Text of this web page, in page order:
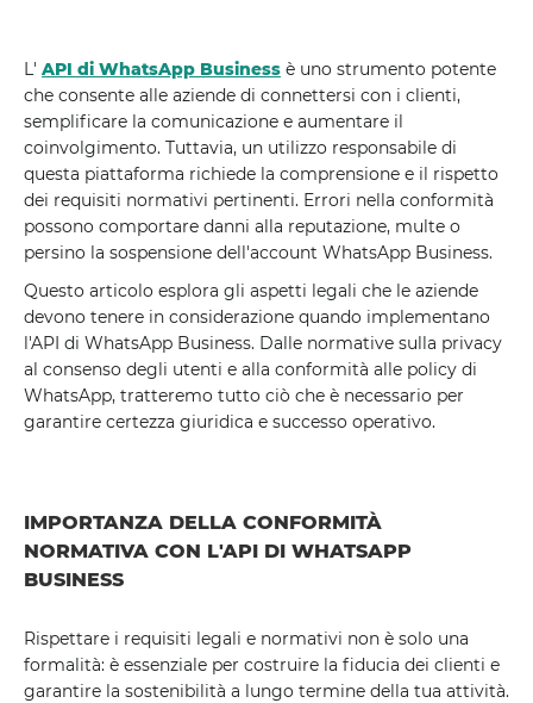
L' API di WhatsApp Business è uno strumento potente
che consente alle aziende di connettersi con i clienti,
semplificare la comunicazione e aumentare il
coinvolgimento. Tuttavia, un utilizzo responsabile di
questa piattaforma richiede la comprensione e il rispetto
dei requisiti normativi pertinenti. Errori nella conformità
possono comportare danni alla reputazione, multe o
persino la sospensione dell'account WhatsApp Business.
Questo articolo esplora gli aspetti legali che le aziende
devono tenere in considerazione quando implementano
l'API di WhatsApp Business. Dalle normative sulla privacy
al consenso degli utenti e alla conformità alle policy di
WhatsApp, tratteremo tutto ciò che è necessario per
garantire certezza giuridica e successo operativo.
IMPORTANZA DELLA CONFORMITÀ
NORMATIVA CON L'API DI WHATSAPP
BUSINESS
Rispettare i requisiti legali e normativi non è solo una
formalità: è essenziale per costruire la fiducia dei clienti e
garantire la sostenibilità a lungo termine della tua attività.